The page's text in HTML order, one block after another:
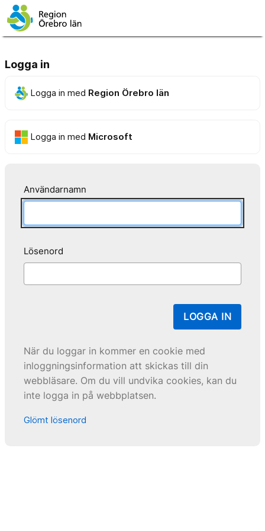
Logga in
Logga in med Region Örebro län
Logga in med Microsoft
Användarnamn
Lösenord
LOGGA IN
När du loggar in kommer en cookie med
inloggningsinformation att skickas till din
webbläsare. Om du vill undvika cookies, kan du
inte logga in på webbplatsen.
Glömt lösenord